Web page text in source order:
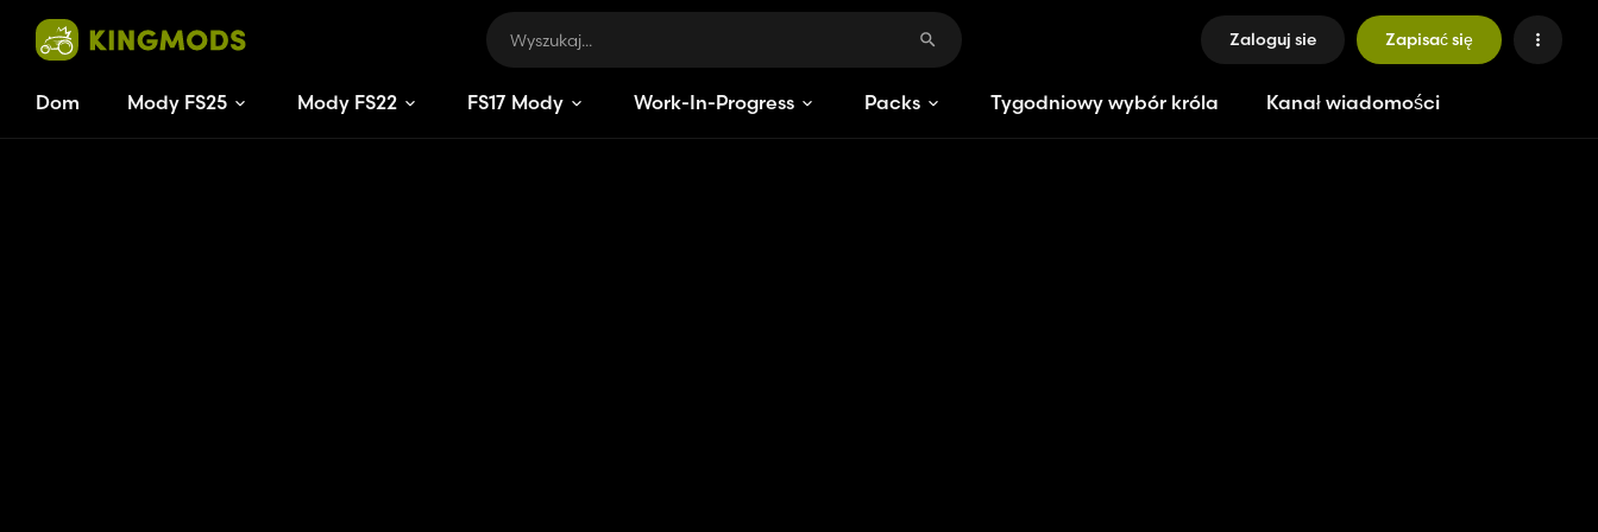
Zaloguj sie Zapisać się
Dom Mody FS25 Mody FS22 FS17 Mody Work-In-Progress Packs Tygodniowy wybór króla Kanał wiadomości